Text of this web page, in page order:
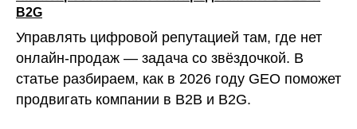
B2G
Управлять цифровой репутацией там, где нет
онлайн-продаж — задача со звёздочкой. В
статье разбираем, как в 2026 году GEO поможет
продвигать компании в B2B и B2G.